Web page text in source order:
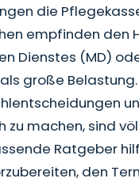
die
empfinden den
Dienstes (MD)
große
zu machen, sind
Ratgeber
den